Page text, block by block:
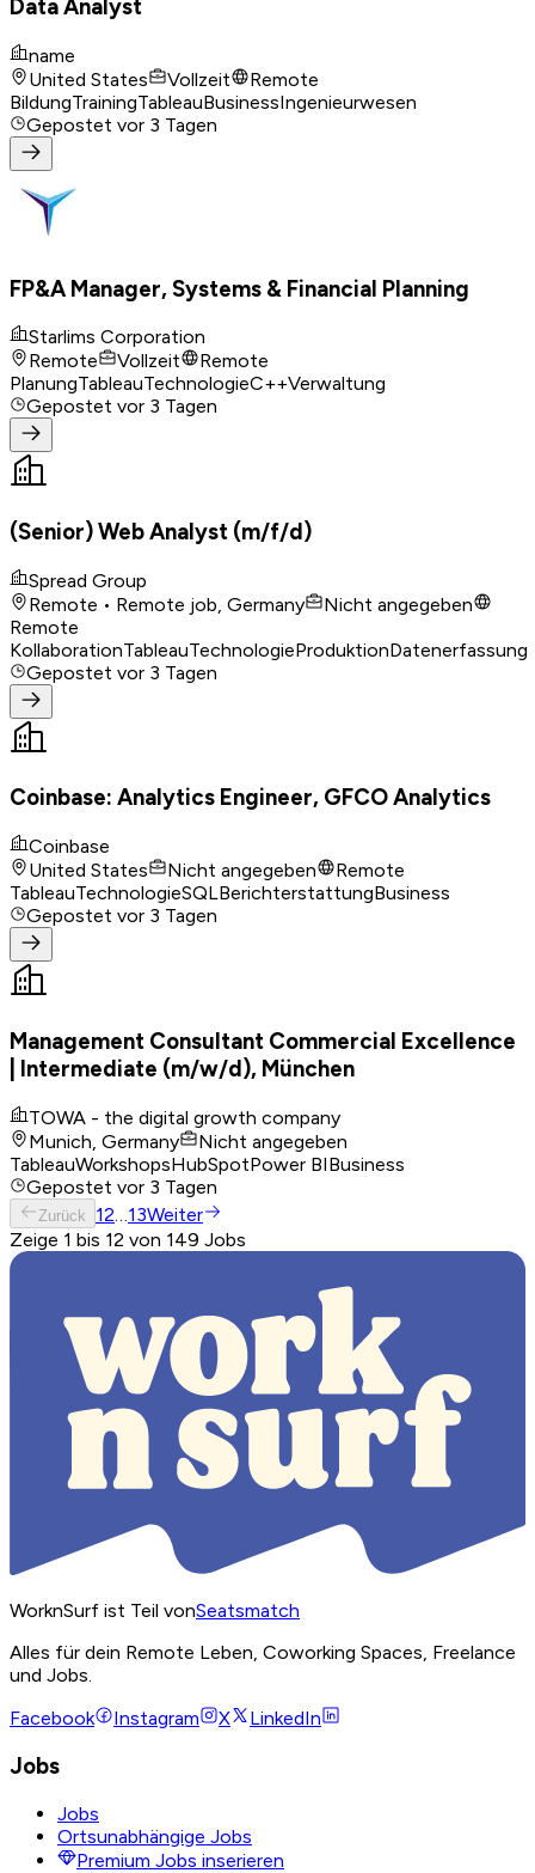
Data Analyst
name
United States
Vollzeit
Remote
BildungTrainingTableauBusinessIngenieurwesen
Gepostet vor 3 Tagen
FP&A Manager, Systems & Financial Planning
Starlims Corporation
Remote
Vollzeit
Remote
PlanungTableauTechnologieC++Verwaltung
Gepostet vor 3 Tagen
(Senior) Web Analyst (m/f/d)
Spread Group
Remote • Remote job, Germany
Nicht angegeben
Remote
KollaborationTableauTechnologieProduktionDatenerfassung
Gepostet vor 3 Tagen
Coinbase: Analytics Engineer, GFCO Analytics
Coinbase
United States
Nicht angegeben
Remote
TableauTechnologieSQLBerichterstattungBusiness
Gepostet vor 3 Tagen
Management Consultant Commercial Excellence
| Intermediate (m/w/d), München
TOWA - the digital growth company
Munich, Germany
Nicht angegeben
TableauWorkshopsHubSpotPower BIBusiness
Gepostet vor 3 Tagen
Zurück 12 13Weiter
Zeige 1 bis 12 von 149 Jobs
WorknSurf ist Teil vonSeatsmatch
Alles für dein Remote Leben, Coworking Spaces, Freelance
und Jobs.
Facebook
Instagram X LinkedIn
Jobs
Jobs
Ortsunabhängige Jobs
Premium Jobs inserieren